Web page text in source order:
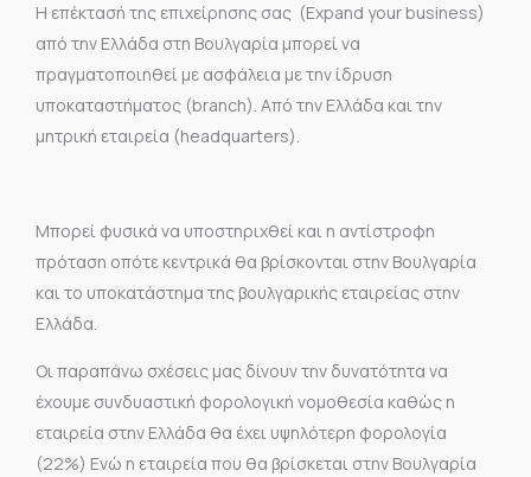
Η επέκτασή της επιχείρησης σας (Expand your business)
από την Ελλάδα στη Βουλγαρία μπορεί να
πραγματοποιηθεί με ασφάλεια με την ίδρυση
υποκαταστήματος (branch). Από την Ελλάδα και την
μητρική εταιρεία (headquarters).
Μπορεί φυσικά να υποστηριχθεί και η αντίστροφη
πρόταση οπότε κεντρικά θα βρίσκονται στην Βουλγαρία
και το υποκατάστημα της βουλγαρικής εταιρείας στην
Ελλάδα.
Οι παραπάνω σχέσεις μας δίνουν την δυνατότητα να
έχουμε συνδυαστική φορολογική νομοθεσία καθώς η
εταιρεία στην Ελλάδα θα έχει υψηλότερη φορολογία
(22%) Ενώ η εταιρεία που θα βρίσκεται στην Βουλγαρία